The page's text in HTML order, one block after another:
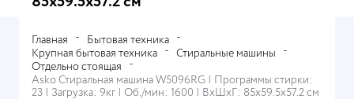
Главная
Бытовая техника
Крупная бытовая техника
Стиральные машины
Отдельно стоящая
Asko Стиральная машина W5096RG | Программы стирки:
23 | Загрузка: 9кг | Об./мин: 1600 | ВхШхГ: 85х59.5х57.2 см